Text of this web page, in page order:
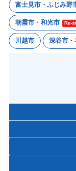
富士見市・ふじみ野
朝霞市・和光市 Re-
川越市 深谷市・